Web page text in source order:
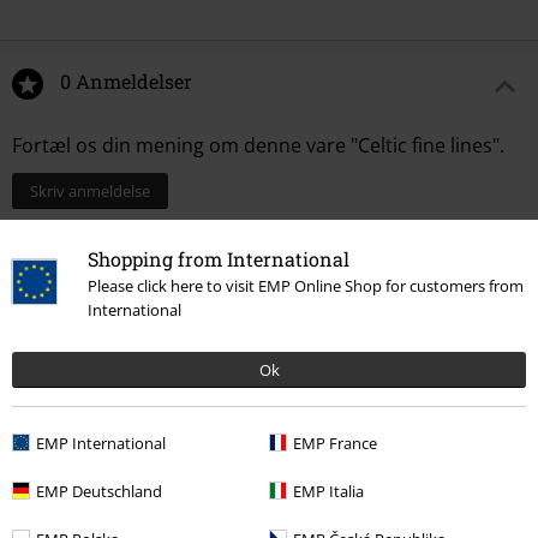
Shopping from International
Please click here to visit EMP Online Shop for customers from
International
Ok
EMP International EMP France
EMP Deutschland EMP Italia
0 Anmeldelser
Fortæl os din mening om denne vare "Celtic fine lines".
Skriv anmeldelse
Senest besøgt